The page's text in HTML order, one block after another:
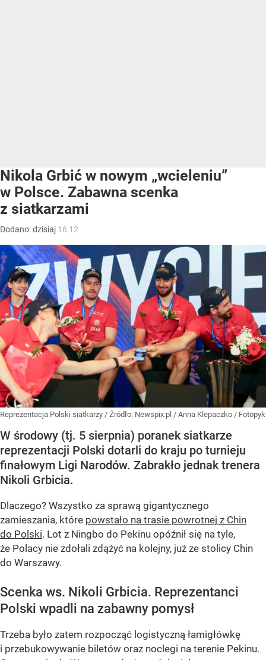
Nikola Grbić w nowym „wcieleniu”
w Polsce. Zabawna scenka
z siatkarzami
Dodano:dzisiaj 16:12
Reprezentacja Polski siatkarzy / Źródło: Newspix.pl / Anna Klepaczko / Fotopyk
W środowy (tj. 5 sierpnia) poranek siatkarze
reprezentacji Polski dotarli do kraju po turnieju
finałowym Ligi Narodów. Zabrakło jednak trenera
Nikoli Grbicia.
Dlaczego? Wszystko za sprawą gigantycznego
zamieszania, które powstało na trasie powrotnej z Chin
do Polski. Lot z Ningbo do Pekinu opóźnił się na tyle,
że Polacy nie zdołali zdążyć na kolejny, już ze stolicy Chin
do Warszawy.
Scenka ws. Nikoli Grbicia. Reprezentanci
Polski wpadli na zabawny pomysł
Trzeba było zatem rozpocząć logistyczną łamigłówkę
i przebukowywanie biletów oraz noclegi na terenie Pekinu.